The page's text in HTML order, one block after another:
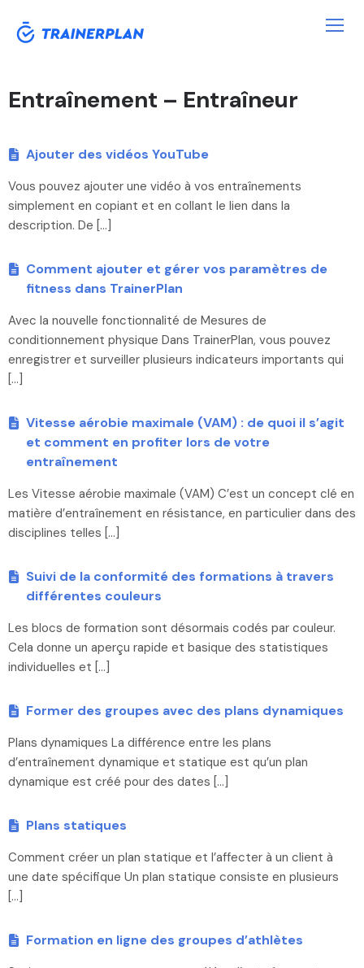
Entraînement – Entraîneur
Ajouter des vidéos YouTube
Vous pouvez ajouter une vidéo à vos entraînements
simplement en copiant et en collant le lien dans la
description. De […]
Comment ajouter et gérer vos paramètres de
fitness dans TrainerPlan
Avec la nouvelle fonctionnalité de Mesures de
conditionnement physique Dans TrainerPlan, vous pouvez
enregistrer et surveiller plusieurs indicateurs importants qui
[…]
Vitesse aérobie maximale (VAM) : de quoi il s’agit
et comment en profiter lors de votre
entraînement
Les Vitesse aérobie maximale (VAM) C’est un concept clé en
matière d’entraînement en résistance, en particulier dans des
disciplines telles […]
Suivi de la conformité des formations à travers
différentes couleurs
Les blocs de formation sont désormais codés par couleur.
Cela donne un aperçu rapide et basique des statistiques
individuelles et […]
Former des groupes avec des plans dynamiques
Plans dynamiques La différence entre les plans
d’entraînement dynamique et statique est qu’un plan
dynamique est créé pour des dates […]
Plans statiques
Comment créer un plan statique et l’affecter à un client à
une date spécifique Un plan statique consiste en plusieurs
[…]
Formation en ligne des groupes d’athlètes